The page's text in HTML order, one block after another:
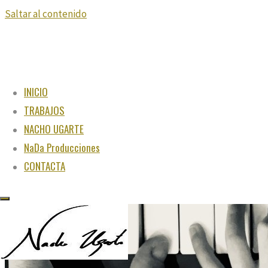
Saltar al contenido
INICIO
TRABAJOS
NACHO UGARTE
NaDa Producciones
CONTACTA
"Juega